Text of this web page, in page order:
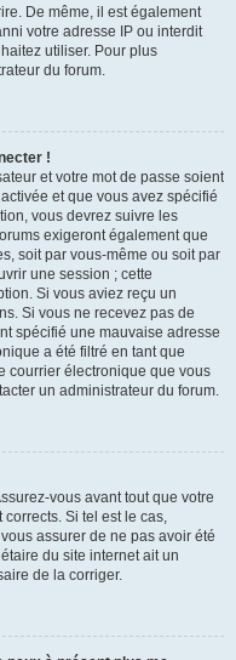
De même, il est également
votre adresse IP ou interdit
utiliser. Pour plus
du forum.
!
et votre mot de passe soient
et que vous avez spécifié
vous devrez suivre les
exigeront également que
soit par vous-même ou soit par
une session ; cette
Si vous aviez reçu un
Si vous ne recevez pas de
spécifié une mauvaise adresse
a été filtré en tant que
courrier électronique que vous
un administrateur du forum.
vous avant tout que votre
Si tel est le cas,
assurer de ne pas avoir été
du site internet ait un
de la corriger.